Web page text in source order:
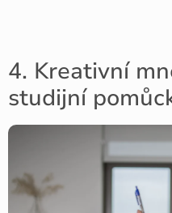
4. Kreativní
studijní